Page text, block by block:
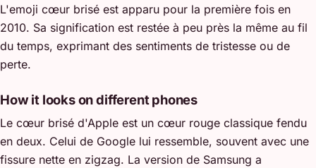
L'emoji cœur brisé est apparu pour la première fois en
2010. Sa signification est restée à peu près la même au fil
du temps, exprimant des sentiments de tristesse ou de
perte.
How it looks on different phones
Le cœur brisé d'Apple est un cœur rouge classique fendu
en deux. Celui de Google lui ressemble, souvent avec une
fissure nette en zigzag. La version de Samsung a